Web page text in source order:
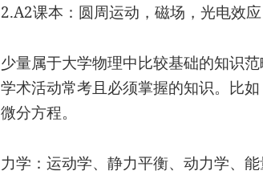
2.A2课本：圆周运动，磁场，光电效
少量属于大学物理中比较基础的知识
学术活动常考且必须掌握的知识。比
微分方程。
力学：运动学、静力平衡、动力学、